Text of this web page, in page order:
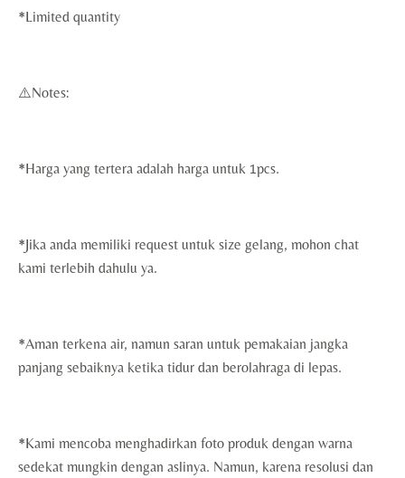
*Limited quantity
⚠️Notes:
*Harga yang tertera adalah harga untuk 1pcs.
*Jika anda memiliki request untuk size gelang, mohon chat
kami terlebih dahulu ya.
*Aman terkena air, namun saran untuk pemakaian jangka
panjang sebaiknya ketika tidur dan berolahraga di lepas.
*Kami mencoba menghadirkan foto produk dengan warna
sedekat mungkin dengan aslinya. Namun, karena resolusi dan